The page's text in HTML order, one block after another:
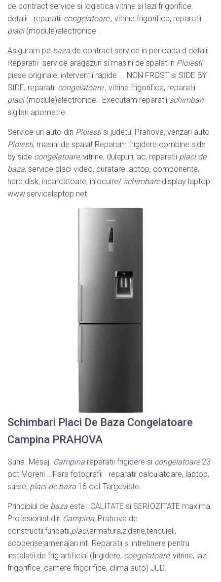
de contract service si logistica vitrine si lazi frigorifice.
detalii . reparatii congelatoare, vitrine frigorifice, reparatii
placi(module)electronice .
Asiguram pe baza de contract service in perioada d detalii
Reparatii- service aragazuri si masini de spalat in Ploiesti,
piese originale, interventii rapide. .. NON FROST si SIDE BY
SIDE, reparatii congelatoare, vitrine frigorifice, reparatii
placi(module)electronice . Executam reparatii schimbari
sigilari apometre.
Service-uri auto din Ploiestisi judetul Prahova, vanzari auto
Ploiesti, masini de spalat Reparam frigidere combine side
by side congelatoare, vitrine, dulapuri, ac, reparatii placi de
baza, service placi video, curatare laptop, componente,
hard disk, incarcatoare, inlocuire/ schimbaredisplay laptop.
www.servicelaptop.net
Schimbari Placi De Baza Congelatoare
Campina PRAHOVA
Suna. Mesaj. Campina reparatii frigidere si congelatoare23
oct Moreni .. Fara fotografii · reparatii calculatoare, laptop,
surse, placi de baza 16 oct Targoviste.
Principiul de baza este : CALITATE si SERIOZITATE maxima
Profesionist din Campina, Prahova de
constructii:fundatii,placi,armatura,zidarie,tencuieli,
acoperise,amenajari int. Reparatii si intretinere pentru
instalatii de frig artificial (frigidere, congelatoare, vitrine, lazi
frigorifice, camere frigorifice, clima auto) JUD.